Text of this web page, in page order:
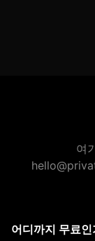
여
어디까지 무료인